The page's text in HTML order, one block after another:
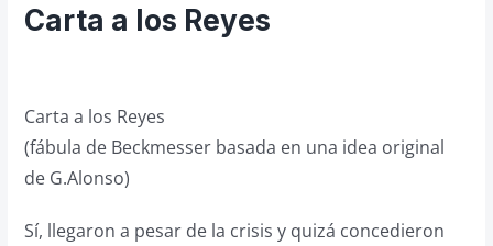
Cosas de Beckmesser
Carta a los Reyes
Carta a los Reyes
(fábula de Beckmesser basada en una idea original
de G.Alonso)
Sí, llegaron a pesar de la crisis y quizá concedieron